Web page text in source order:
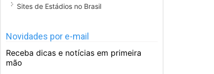
Sites de Estádios no Brasil
Novidades por e-mail
Receba dicas e notícias em primeira
mão